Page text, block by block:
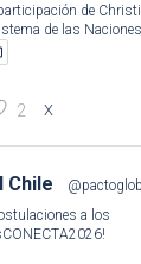
de
de las
2 X
Chile
a los
!